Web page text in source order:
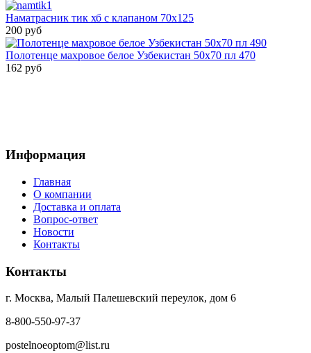
Наматрасник тик хб с клапаном 70х125
200 руб
Полотенце махровое белое Узбекистан 50х70 пл 470
162 руб
Информация
Главная
О компании
Доставка и оплата
Вопрос-ответ
Новости
Контакты
Контакты
г. Москва, Малый Палешевский переулок, дом 6
8-800-550-97-37
postelnoeoptom@list.ru